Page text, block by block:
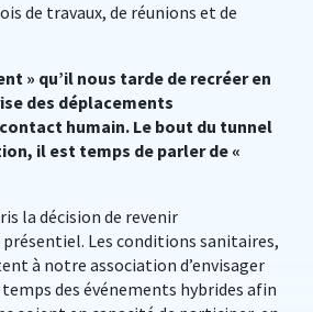
de travaux, de réunions et de
» qu’il nous tarde de recréer en
des déplacements
humain. Le bout du tunnel
il est temps de parler de «
la décision de revenir
Les conditions sanitaires,
à notre association d’envisager
des événements hybrides afin